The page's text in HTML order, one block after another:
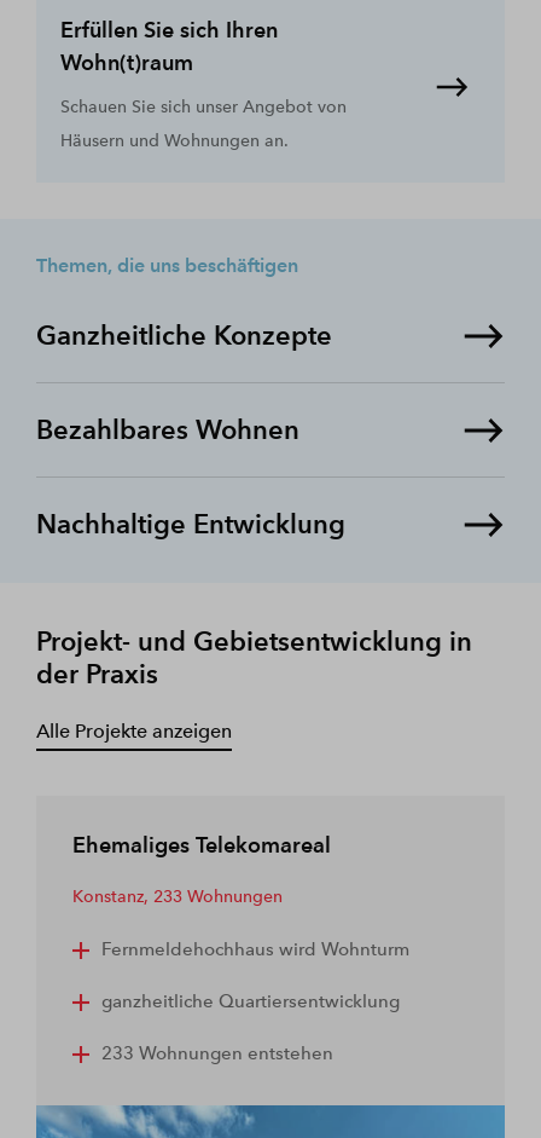
Erfüllen Sie sich Ihren
Wohn(t)raum
Schauen Sie sich unser Angebot von
Häusern und Wohnungen an.
Themen, die uns beschäftigen
Ganzheitliche Konzepte
Bezahlbares Wohnen
Nachhaltige Entwicklung
Projekt- und Gebietsentwicklung in
der Praxis
Alle Projekte anzeigen
Ehemaliges Telekomareal
Konstanz, 233 Wohnungen
Fernmeldehochhaus wird Wohnturm
ganzheitliche Quartiersentwicklung
233 Wohnungen entstehen